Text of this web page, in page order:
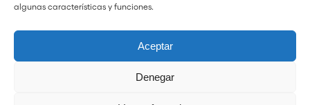
algunas características y funciones.
Aceptar
Denegar
Noticias